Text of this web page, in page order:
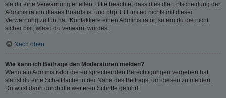
sie dir eine Verwarnung erteilen. Bitte beachte, dass dies die Entscheidung der
Administration dieses Boards ist und phpBB Limited nichts mit dieser
Verwarnung zu tun hat. Kontaktiere einen Administrator, sofern du die nicht
sicher bist, wieso du verwarnt wurdest.
Nach oben
Wie kann ich Beiträge den Moderatoren melden?
Wenn ein Administrator die entsprechenden Berechtigungen vergeben hat,
siehst du eine Schaltfläche in der Nähe des Beitrags, um diesen zu melden.
Du wirst dann durch die weiteren Schritte geführt.